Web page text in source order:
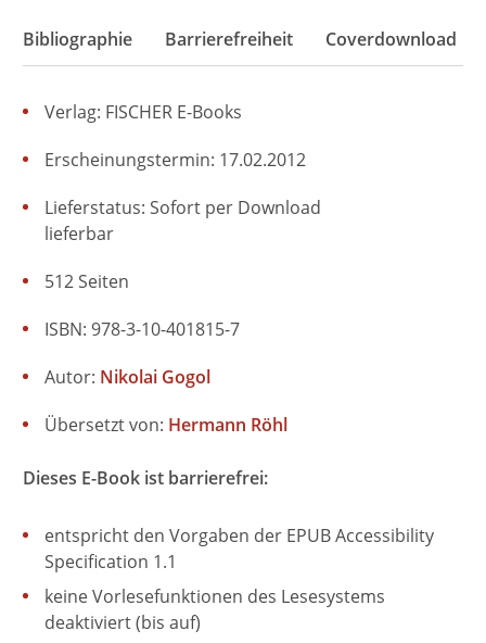
Bibliographie Barrierefreiheit Coverdownload
Verlag: FISCHER E-Books
Übersetzt von: Hermann Röhl
Erscheinungstermin: 17.02.2012
Lieferstatus: Sofort per Download
lieferbar
ISBN: 978-3-10-401815-7
512 Seiten
Autor: Nikolai Gogol
Dieses E-Book ist barrierefrei:
entspricht den Vorgaben der EPUB Accessibility
Specification 1.1
keine Vorlesefunktionen des Lesesystems
deaktiviert (bis auf)